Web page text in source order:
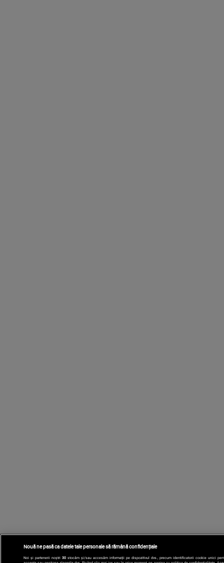
Nouă ne pasă ca datele tale personale să rămână confidențiale
Noi și partenerii noștri30 stocăm și/sau accesăm informații pe dispozitivul dvs., precum identificatorii cookie unici